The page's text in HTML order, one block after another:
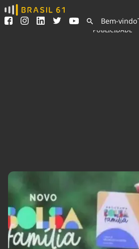
Ver todas as notícias
Podcasts
Brasil Mineral
Ciência &
Tecnologia
Cinema
Comportamento
Economia
Educação
Infraestrutura
Internacional
Bem-vindo
PUBLICIDADE